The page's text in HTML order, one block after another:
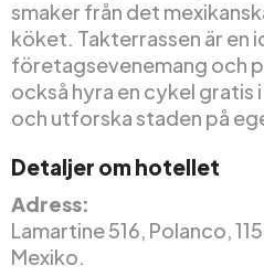
smaker från det
köket. Takterrassen är en
företagsevenemang och
också hyra en cykel
och utforska staden på
Detaljer om hotellet
Adress:
Lamartine 516, Polanco,
Mexiko.